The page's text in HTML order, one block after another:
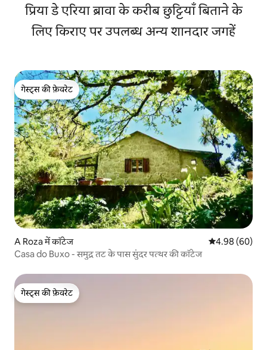
प्रिया डे एरिया ब्रावा के करीब छुट्टियाँ बिताने के
लिए किराए पर उपलब्ध अन्य शानदार जगहें
गेस्ट्स की फ़ेवरेट
गेस्ट्स की फ़ेवरेट
A Roza में कॉटेज औसत रेटिंग 5 में
4.98 (60)
Casa do Buxo - समुद्र तट के पास सुंदर पत्थर की कॉटेज
गेस्ट्स की फ़ेवरेट
गेस्ट्स की फ़ेवरेट